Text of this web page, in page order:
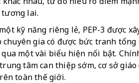
lai.
kỹ năng riêng lẻ, PEP-3 được
gia có được bức tranh tổng
một vài biểu hiện nổi bật.
tâm can thiệp sớm, cơ sở giáo
toàn thế giới.